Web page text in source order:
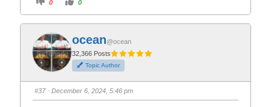
i
k
f
o
r
t
h
u
m
d
o
0
i
k
o
r
t
h
u
m
u
p
0
ocean@ocean
32,366 Posts
Topic Author
#37· December 6, 2024, 5:46 pm